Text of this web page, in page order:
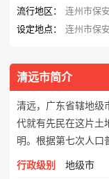
流行地区：
连州市保
设定地点：
连州市保
清远市简介
清远，广东省辖地级
代就有先民在这片土
明。根据第七次人口
行政级别
地级市